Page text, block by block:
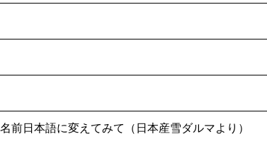
前日本語に変えてみて（日本産雪ダルマより）